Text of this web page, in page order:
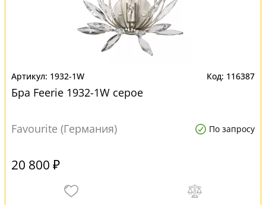
1932-1W 116387
Бра Feerie 1932-1W серое
Favourite (Германия) По запросу
20 800 ₽